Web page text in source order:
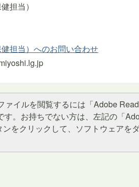
担当）
担当）へのお問い合わせ
ァイルを閲覧するには「Adobe
す。お持ちでない方は、左記の「
をクリックして、ソフトウェアを